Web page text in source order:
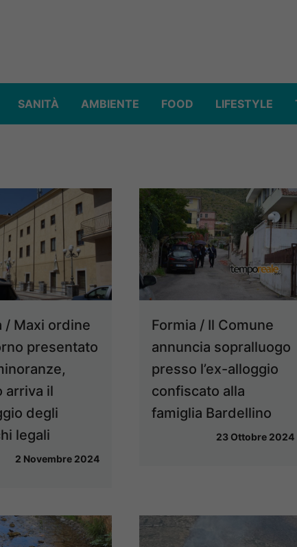
SANITÀ AMBIENTE FOOD LIFESTYLE
/ Maxi ordine
presentato
arriva il
degli
legali
2 Novembre 2024
Formia / Il Comune
annuncia sopralluogo
presso l’ex-alloggio
confiscato alla
famiglia Bardellino
23 Ottobre 2024